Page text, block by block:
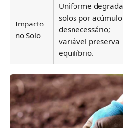
Impacto
no Solo
Uniforme degrada
solos por acúmulo
desnecessário;
variável preserva
equilíbrio.